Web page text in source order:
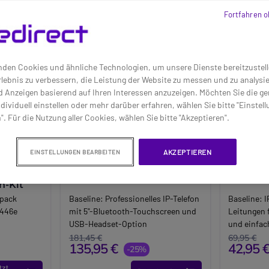
Kit
Baseline: Professionelles IP-Telefon
mit 5"-Bluetooth-Touchscreen und
USB-Headset-Option
Brand:Grandstream
Long_description:
Professionelles 14-zeiliges IP-
181,45 €
135,95 € -25%
Baseline:
Leitungen
und
Wege-
Brand:
69,95 €
42,95
Cookies und ähnliche Technologien, um unsere Dienste
zu verbessern, die Leistung der Website zu messen und zu
Anzeigen basierend auf Ihren Interessen anzuzeigen. Möchten Sie die
einstellen oder mehr darüber erfahren, wählen Sie bitte
Für die Nutzung aller Cookies, wählen Sie bitte "Akzeptieren".
EINSTELLUNGEN BEARBEITEN AKZEPTIEREN
Fortfahren